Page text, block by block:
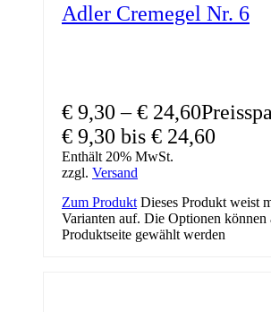
Adler Cremegel Nr. 6
€ 9,30 –€ 24,60
€ 9,30 bis € 24,60
Enthält 20% MwSt.
zzgl. Versand
Zum Produkt Dieses Produkt weist
Varianten auf. Die Optionen können
Produktseite gewählt werden